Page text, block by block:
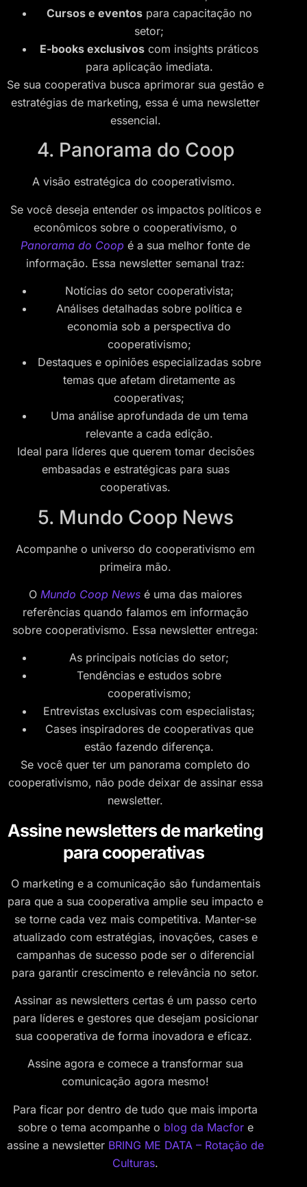
Cursos e eventospara capacitação no
setor;
E-books exclusivos com insights práticos
para aplicação imediata.
Se sua cooperativa busca aprimorar sua gestão e
estratégias de marketing, essa é uma newsletter
essencial.
4. Panorama do Coop
A visão estratégica do cooperativismo.
Se você deseja entender os impactos políticos e
econômicos sobre o cooperativismo, o
Panorama do Coop é a sua melhor fonte de
informação. Essa newsletter semanal traz:
Notícias do setor cooperativista;
Análises detalhadas sobre política e
economia sob a perspectiva do
cooperativismo;
Destaques e opiniões especializadas sobre
temas que afetam diretamente as
cooperativas;
Uma análise aprofundada de um tema
relevante a cada edição.
Ideal para líderes que querem tomar decisões
embasadas e estratégicas para suas
cooperativas.
5. Mundo Coop News
Acompanhe o universo do cooperativismo em
primeira mão.
O Mundo Coop News é uma das maiores
referências quando falamos em informação
sobre cooperativismo. Essa newsletter entrega:
As principais notícias do setor;
Tendências e estudos sobre
cooperativismo;
Entrevistas exclusivas com especialistas;
Cases inspiradores de cooperativas que
estão fazendo diferença.
Se você quer ter um panorama completo do
cooperativismo, não pode deixar de assinar essa
newsletter.
Assine newsletters de marketing
para cooperativas
O marketing e a comunicação são fundamentais
para que a sua cooperativa amplie seu impacto e
se torne cada vez mais competitiva. Manter-se
atualizado com estratégias, inovações, cases e
campanhas de sucesso pode ser o diferencial
para garantir crescimento e relevância no setor.
Assinar as newsletters certas é um passo certo
para líderes e gestores que desejam posicionar
sua cooperativa de forma inovadora e eficaz.
Assine agora e comece a transformar sua
comunicação agora mesmo!
Para ficar por dentro de tudo que mais importa
sobre o tema acompanhe o blog da Macfore
assine a newsletter BRING ME DATA – Rotação de
Culturas.